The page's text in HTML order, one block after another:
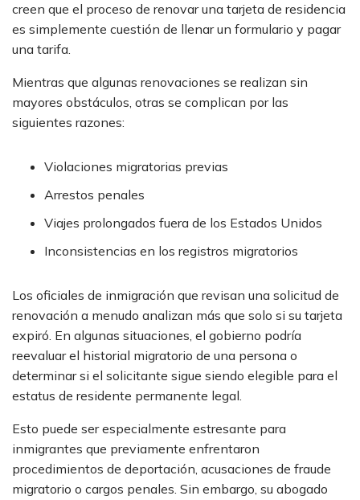
creen que el proceso de renovar una tarjeta de residencia
es simplemente cuestión de llenar un formulario y pagar
una tarifa.
Mientras que algunas renovaciones se realizan sin
mayores obstáculos, otras se complican por las
siguientes razones:
Violaciones migratorias previas
Arrestos penales
Viajes prolongados fuera de los Estados Unidos
Inconsistencias en los registros migratorios
Los oficiales de inmigración que revisan una solicitud de
renovación a menudo analizan más que solo si su tarjeta
expiró. En algunas situaciones, el gobierno podría
reevaluar el historial migratorio de una persona o
determinar si el solicitante sigue siendo elegible para el
estatus de residente permanente legal.
Esto puede ser especialmente estresante para
inmigrantes que previamente enfrentaron
procedimientos de deportación, acusaciones de fraude
migratorio o cargos penales. Sin embargo, su abogado